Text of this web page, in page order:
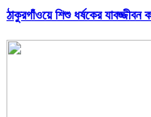
ঠাকুরগাঁওয়ে শিশু ধর্ষকের যাবজ্জীবন